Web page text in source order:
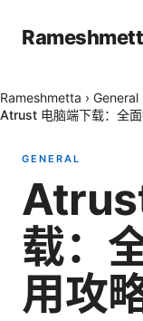
Rameshmetta › General
Atrust 电脑端下载：全
GENERAL
载：
用攻